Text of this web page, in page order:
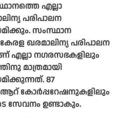
എല്ലാ
പരിപാലന
സംസ്ഥാന
ഖരമാലിന്യ പരിപാലന
എല്ലാ നഗരസഭകളിലും
മാത്രമായി
87
ആറ് കോര്‍പ്പറേഷനുകളിലും
സേവനം ഉണ്ടാകും.